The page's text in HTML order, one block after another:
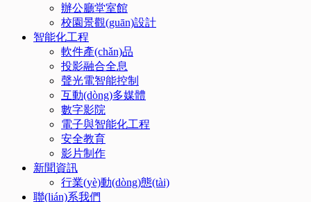
辦公廳堂室館
校園景觀(guān)設計
智能化工程
軟件產(chǎn)品
投影融合全息
聲光電智能控制
互動(dòng)多媒體
數字影院
電子與智能化工程
安全教育
影片制作
新聞資訊
行業(yè)動(dòng)態(tài)
聯(lián)系我們